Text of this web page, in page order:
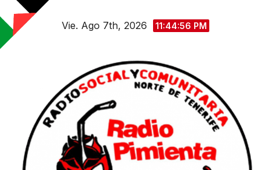
Saltar
al
contenido
Vie. Ago 7th, 2026 11:44:57 PM